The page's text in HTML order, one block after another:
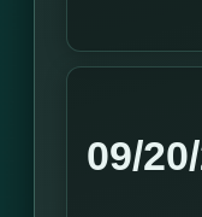
09/